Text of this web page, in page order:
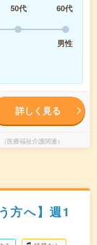
50代
60代
男性
詳しく見る
療福祉介護関連）
方へ】週1